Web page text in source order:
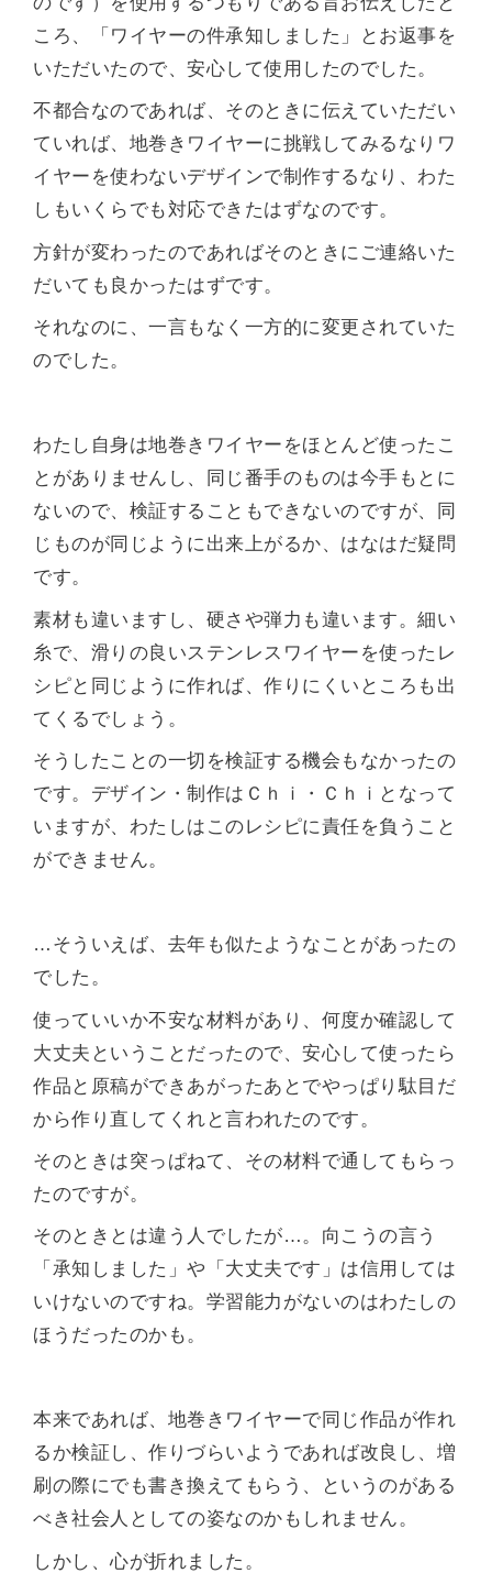
ころ、「ワイヤーの件承知しました」とお返事を
いただいたので、安心して使用したのでした。
不都合なのであれば、そのときに伝えていただい
ていれば、地巻きワイヤーに挑戦してみるなりワ
イヤーを使わないデザインで制作するなり、わた
しもいくらでも対応できたはずなのです。
方針が変わったのであればそのときにご連絡いた
だいても良かったはずです。
それなのに、一言もなく一方的に変更されていた
のでした。
わたし自身は地巻きワイヤーをほとんど使ったこ
とがありませんし、同じ番手のものは今手もとに
ないので、検証することもできないのですが、同
じものが同じように出来上がるか、はなはだ疑問
です。
素材も違いますし、硬さや弾力も違います。細い
糸で、滑りの良いステンレスワイヤーを使ったレ
シピと同じように作れば、作りにくいところも出
てくるでしょう。
そうしたことの一切を検証する機会もなかったの
です。デザイン・制作はＣｈｉ・Ｃｈｉとなって
いますが、わたしはこのレシピに責任を負うこと
ができません。
…そういえば、去年も似たようなことがあったの
でした。
使っていいか不安な材料があり、何度か確認して
大丈夫ということだったので、安心して使ったら
作品と原稿ができあがったあとでやっぱり駄目だ
から作り直してくれと言われたのです。
そのときは突っぱねて、その材料で通してもらっ
たのですが。
そのときとは違う人でしたが…。向こうの言う
「承知しました」や「大丈夫です」は信用しては
いけないのですね。学習能力がないのはわたしの
ほうだったのかも。
本来であれば、地巻きワイヤーで同じ作品が作れ
るか検証し、作りづらいようであれば改良し、増
刷の際にでも書き換えてもらう、というのがある
べき社会人としての姿なのかもしれません。
しかし、心が折れました。